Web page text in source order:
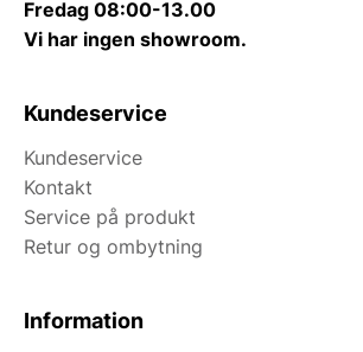
Fredag 08:00-13.00
Vi har ingen showroom.
Kundeservice
Kundeservice
Kontakt
Service på produkt
Retur og ombytning
Information